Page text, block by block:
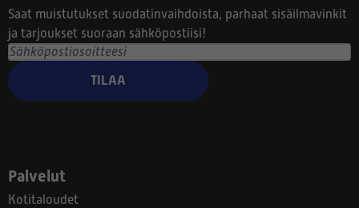
Saat muistutukset suodatinvaihdoista, parhaat sisäilmavinkit
ja tarjoukset suoraan sähköpostiisi!
TILAA
Palvelut
Kotitaloudet